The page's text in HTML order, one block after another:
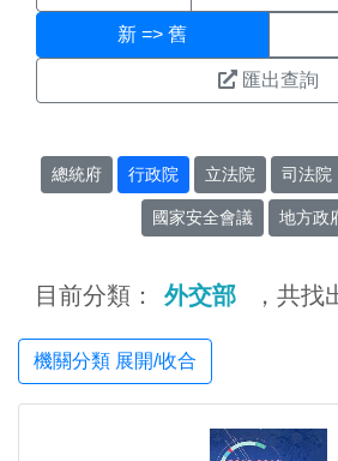
新 => 舊
匯出查詢
總統府 行政院 立法院 司法院
國家安全會議 地方政
目前分類： 外交部 ，共找
機關分類 展開/收合